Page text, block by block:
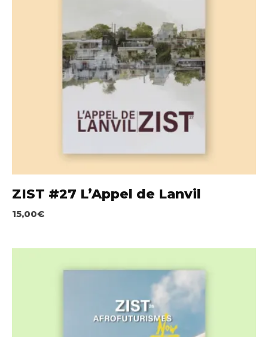
ZIST #27 L’Appel de Lanvil
15,00€